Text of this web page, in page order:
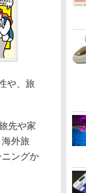
や、旅
先や家
外旅
ングか